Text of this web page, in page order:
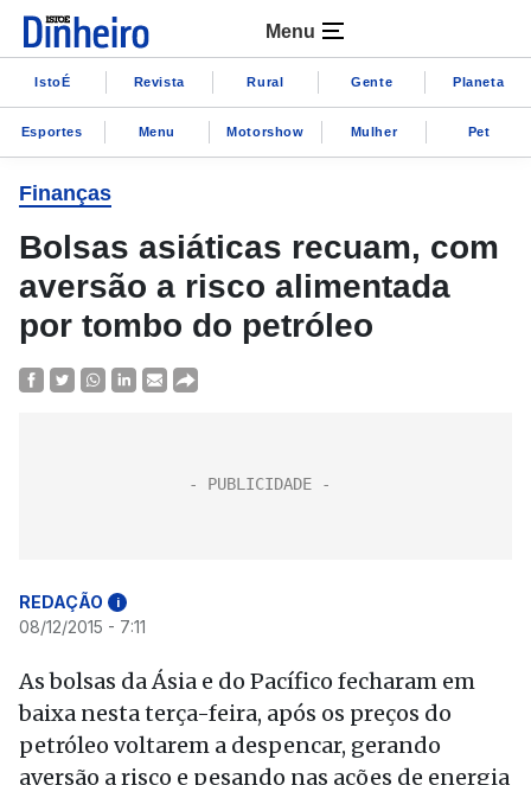
Menu
IstoÉ Revista Rural Gente Planeta
Esportes Menu Motorshow Mulher Pet
Finanças
Bolsas asiáticas recuam, com
aversão a risco alimentada
por tombo do petróleo
REDAÇÃO i
08/12/2015 - 7:11
As bolsas da Ásia e do Pacífico fecharam em
baixa nesta terça-feira, após os preços do
petróleo voltarem a despencar, gerando
aversão a risco e pesando nas ações de energia